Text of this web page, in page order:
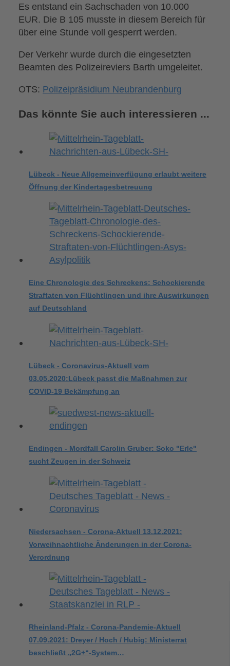
Es entstand ein Sachschaden von 10.000
EUR. Die B 105 musste in diesem Bereich für
über eine Stunde voll gesperrt werden.
Der Verkehr wurde durch die eingesetzten
Beamten des Polizeireviers Barth umgeleitet.
OTS: Polizeipräsidium Neubrandenburg
Das könnte Sie auch interessieren ...
Lübeck - Neue Allgemeinverfügung erlaubt weitere
Öffnung der Kindertagesbetreuung
Eine Chronologie des Schreckens: Schockierende
Straftaten von Flüchtlingen und ihre Auswirkungen
auf Deutschland
Lübeck - Coronavirus-Aktuell vom
03.05.2020:Lübeck passt die Maßnahmen zur
COVID-19 Bekämpfung an
Endingen - Mordfall Carolin Gruber: Soko "Erle"
sucht Zeugen in der Schweiz
Niedersachsen - Corona-Aktuell 13.12.2021:
Vorweihnachtliche Änderungen in der Corona-
Verordnung
Rheinland-Pfalz - Corona-Pandemie-Aktuell
07.09.2021: Dreyer / Hoch / Hubig: Ministerrat
beschließt „2G+“-System…